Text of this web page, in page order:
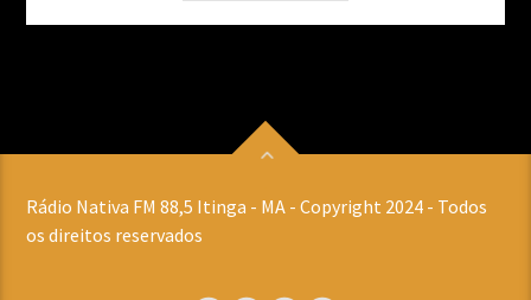
Rádio Nativa FM 88,5 Itinga - MA - Copyright 2024 - Todos
os direitos reservados